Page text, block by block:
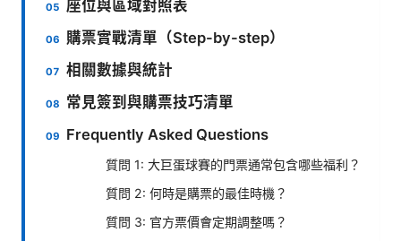
座位與區域對照表
購票實戰清單（Step-by-step）
相關數據與統計
常見簽到與購票技巧清單
Frequently Asked Questions
質問 1: 大巨蛋球賽的門票通常包含哪些福利？
質問 2: 何時是購票的最佳時機？
質問 3: 官方票價會定期調整嗎？